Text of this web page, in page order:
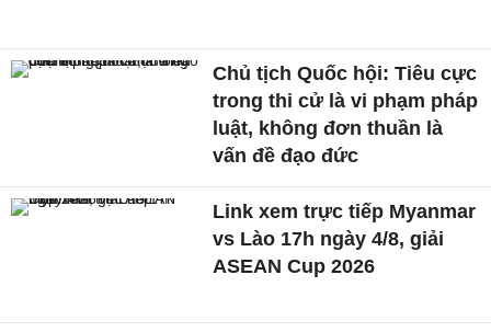
Chủ tịch Quốc hội: Tiêu cực
trong thi cử là vi phạm pháp
luật, không đơn thuần là
vấn đề đạo đức
Link xem trực tiếp Myanmar
vs Lào 17h ngày 4/8, giải
ASEAN Cup 2026